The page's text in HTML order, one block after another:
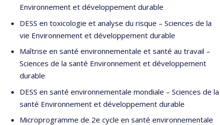
Environnement et développement durable
DESS en toxicologie et analyse du risque – Sciences de la
vie Environnement et développement durable
Maîtrise en santé environnementale et santé au travail –
Sciences de la santé Environnement et développement
durable
DESS en santé environnementale mondiale – Sciences de la
santé Environnement et développement durable
Microprogramme de 2e cycle en santé environnementale